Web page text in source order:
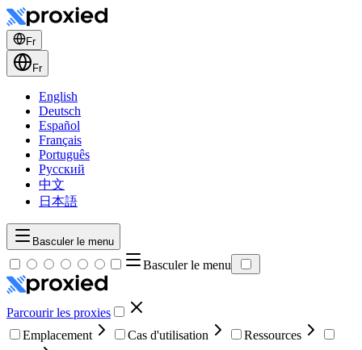
Fr
Fr
English
Deutsch
Español
Français
Português
Русский
中文
日本語
Basculer le menu
Basculer le menu
Parcourir les proxies
Emplacement
Cas d'utilisation
Ressources